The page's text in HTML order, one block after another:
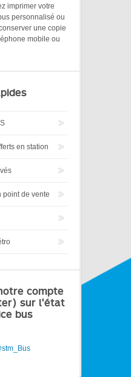
imprimer votre
personnalisé ou
une copie
mobile ou
en station
point de vente
compte
sur l'état
bus